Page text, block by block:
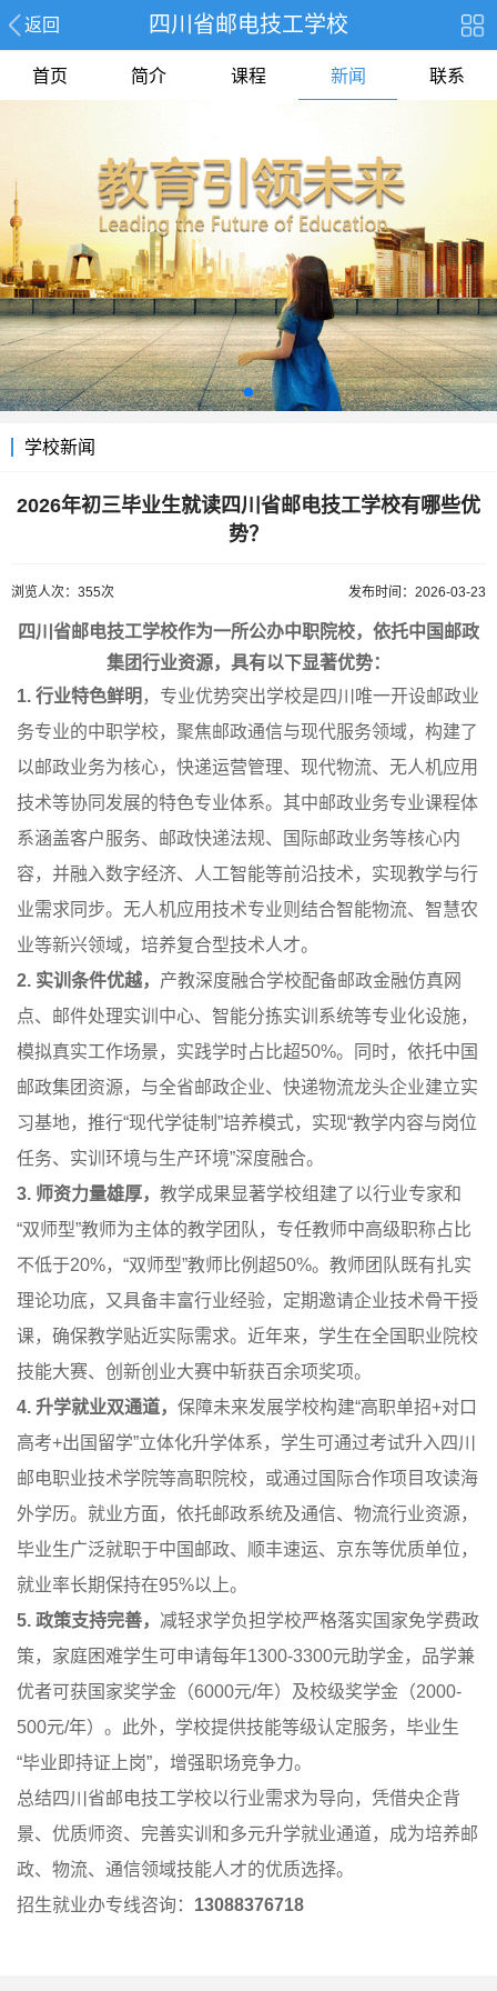
返回 四川省邮电技工学校
首页 简介 课程 新闻 联系
学校新闻
2026年初三毕业生就读四川省邮电技工学校有哪些优
势？
浏览人次：355次 发布时间：2026-03-23
四川省邮电技工学校作为一所公办中职院校，依托中国邮政
集团行业资源，具有以下显著优势：
1. 行业特色鲜明 ，专业优势突出学校是四川唯一开设邮政业
务专业的中职学校，聚焦邮政通信与现代服务领域，构建了
以邮政业务为核心，快递运营管理、现代物流、无人机应用
技术等协同发展的特色专业体系。其中邮政业务专业课程体
系涵盖客户服务、邮政快递法规、国际邮政业务等核心内
容，并融入数字经济、人工智能等前沿技术，实现教学与行
业需求同步。无人机应用技术专业则结合智能物流、智慧农
业等新兴领域，培养复合型技术人才。
2. 实训条件优越， 产教深度融合学校配备邮政金融仿真网
点、邮件处理实训中心、智能分拣实训系统等专业化设施，
模拟真实工作场景，实践学时占比超50%。同时，依托中国
邮政集团资源，与全省邮政企业、快递物流龙头企业建立实
习基地，推行“现代学徒制”培养模式，实现“教学内容与岗位
任务、实训环境与生产环境”深度融合。
3. 师资力量雄厚， 教学成果显著学校组建了以行业专家和
“双师型”教师为主体的教学团队，专任教师中高级职称占比
不低于20%，“双师型”教师比例超50%。教师团队既有扎实
理论功底，又具备丰富行业经验，定期邀请企业技术骨干授
课，确保教学贴近实际需求。近年来，学生在全国职业院校
技能大赛、创新创业大赛中斩获百余项奖项。
4. 升学就业双通道， 保障未来发展学校构建“高职单招+对口
高考+出国留学”立体化升学体系，学生可通过考试升入四川
邮电职业技术学院等高职院校，或通过国际合作项目攻读海
外学历。就业方面，依托邮政系统及通信、物流行业资源，
毕业生广泛就职于中国邮政、顺丰速运、京东等优质单位，
就业率长期保持在95%以上。
5. 政策支持完善， 减轻求学负担学校严格落实国家免学费政
策，家庭困难学生可申请每年1300-3300元助学金，品学兼
优者可获国家奖学金（6000元/年）及校级奖学金（2000-
500元/年）。此外，学校提供技能等级认定服务，毕业生
“毕业即持证上岗”，增强职场竞争力。
总结四川省邮电技工学校以行业需求为导向，凭借央企背
景、优质师资、完善实训和多元升学就业通道，成为培养邮
政、物流、通信领域技能人才的优质选择。
招生就业办专线咨询： 13088376718